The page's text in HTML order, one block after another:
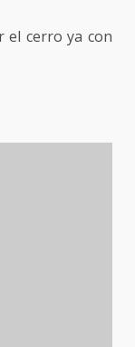
el cerro ya con